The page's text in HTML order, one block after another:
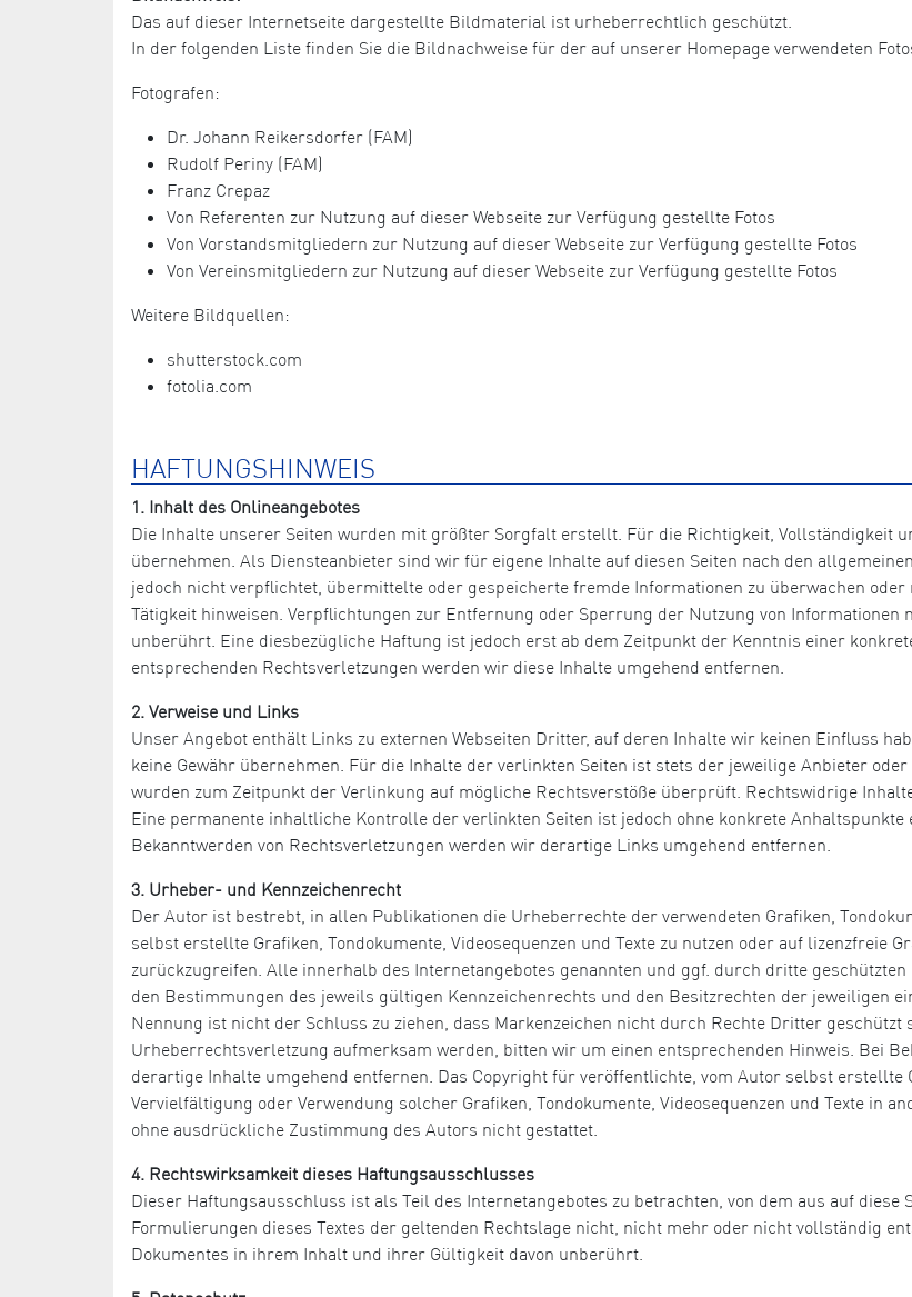
Das auf dieser Internetseite dargestellte Bildmaterial ist urheberrechtlich geschützt.
In der folgenden Liste finden Sie die Bildnachweise für der auf unserer Homepage verwendeten
Fotografen:
Dr. Johann Reikersdorfer (FAM)
Rudolf Periny (FAM)
Franz Crepaz
Von Referenten zur Nutzung auf dieser Webseite zur Verfügung gestellte Fotos
Von Vorstandsmitgliedern zur Nutzung auf dieser Webseite zur Verfügung gestellte Fotos
Von Vereinsmitgliedern zur Nutzung auf dieser Webseite zur Verfügung gestellte Fotos
Weitere Bildquellen:
shutterstock.com
fotolia.com
HAFTUNGSHINWEIS
1. Inhalt des Onlineangebotes
Die Inhalte unserer Seiten wurden mit größter Sorgfalt erstellt. Für die Richtigkeit, Vollständigkeit
übernehmen. Als Diensteanbieter sind wir für eigene Inhalte auf diesen Seiten nach den
jedoch nicht verpflichtet, übermittelte oder gespeicherte fremde Informationen zu überwachen
Tätigkeit hinweisen. Verpflichtungen zur Entfernung oder Sperrung der Nutzung von Informationen
unberührt. Eine diesbezügliche Haftung ist jedoch erst ab dem Zeitpunkt der Kenntnis einer
entsprechenden Rechtsverletzungen werden wir diese Inhalte umgehend entfernen.
2. Verweise und Links
Unser Angebot enthält Links zu externen Webseiten Dritter, auf deren Inhalte wir keinen Einfluss
keine Gewähr übernehmen. Für die Inhalte der verlinkten Seiten ist stets der jeweilige Anbieter
wurden zum Zeitpunkt der Verlinkung auf mögliche Rechtsverstöße überprüft. Rechtswidrige
Eine permanente inhaltliche Kontrolle der verlinkten Seiten ist jedoch ohne konkrete
Bekanntwerden von Rechtsverletzungen werden wir derartige Links umgehend entfernen.
3. Urheber- und Kennzeichenrecht
Der Autor ist bestrebt, in allen Publikationen die Urheberrechte der verwendeten Grafiken,
selbst erstellte Grafiken, Tondokumente, Videosequenzen und Texte zu nutzen oder auf lizenzfreie
zurückzugreifen. Alle innerhalb des Internetangebotes genannten und ggf. durch dritte
den Bestimmungen des jeweils gültigen Kennzeichenrechts und den Besitzrechten der jeweiligen
Nennung ist nicht der Schluss zu ziehen, dass Markenzeichen nicht durch Rechte Dritter geschützt
Urheberrechtsverletzung aufmerksam werden, bitten wir um einen entsprechenden Hinweis. Bei
derartige Inhalte umgehend entfernen. Das Copyright für veröffentlichte, vom Autor selbst erstellte
Vervielfältigung oder Verwendung solcher Grafiken, Tondokumente, Videosequenzen und Texte in
ohne ausdrückliche Zustimmung des Autors nicht gestattet.
4. Rechtswirksamkeit dieses Haftungsausschlusses
Dieser Haftungsausschluss ist als Teil des Internetangebotes zu betrachten, von dem aus auf diese
Formulierungen dieses Textes der geltenden Rechtslage nicht, nicht mehr oder nicht vollständig
Dokumentes in ihrem Inhalt und ihrer Gültigkeit davon unberührt.